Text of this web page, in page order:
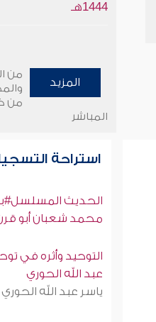
1444هـ
المزيد
من
من
المباشر
استراحة
الحديث
محمد شعبان أبو
التوحيد وأثره في
عبد الله الحوري
ياسر عبد الله الحوري